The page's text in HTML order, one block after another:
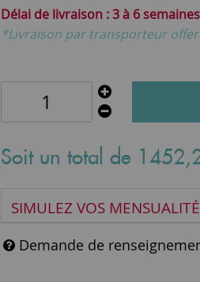
3 à 6
*Livraison par transporteur
Soit un total de 1452,
SIMULEZ VOS
Demande de